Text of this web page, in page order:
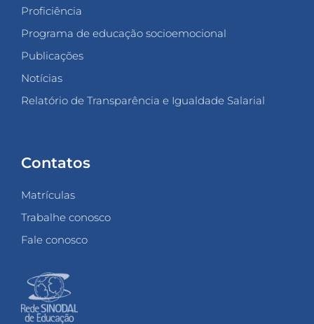
Proficiência
Programa de educação socioemocional
Publicações
Notícias
Relatório de Transparência e Igualdade Salarial
Contatos
Matrículas
Trabalhe conosco
Fale conosco